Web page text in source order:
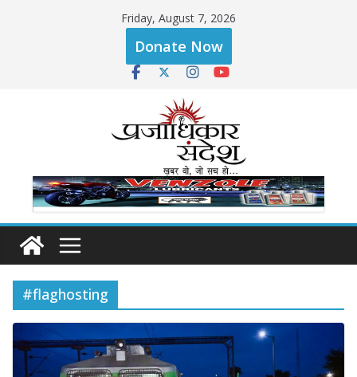
Friday, August 7, 2026
Donate Now
#flaghosting